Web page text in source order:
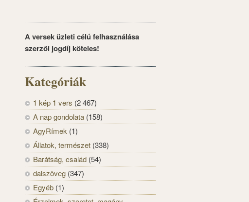
A versek üzleti célú felhasználása
szerzői jogdíj köteles!
Kategóriák
1 kép 1 vers (2 467)
A nap gondolata (158)
AgyRímek (1)
Állatok, természet (338)
Barátság, család (54)
dalszöveg (347)
Egyéb (1)